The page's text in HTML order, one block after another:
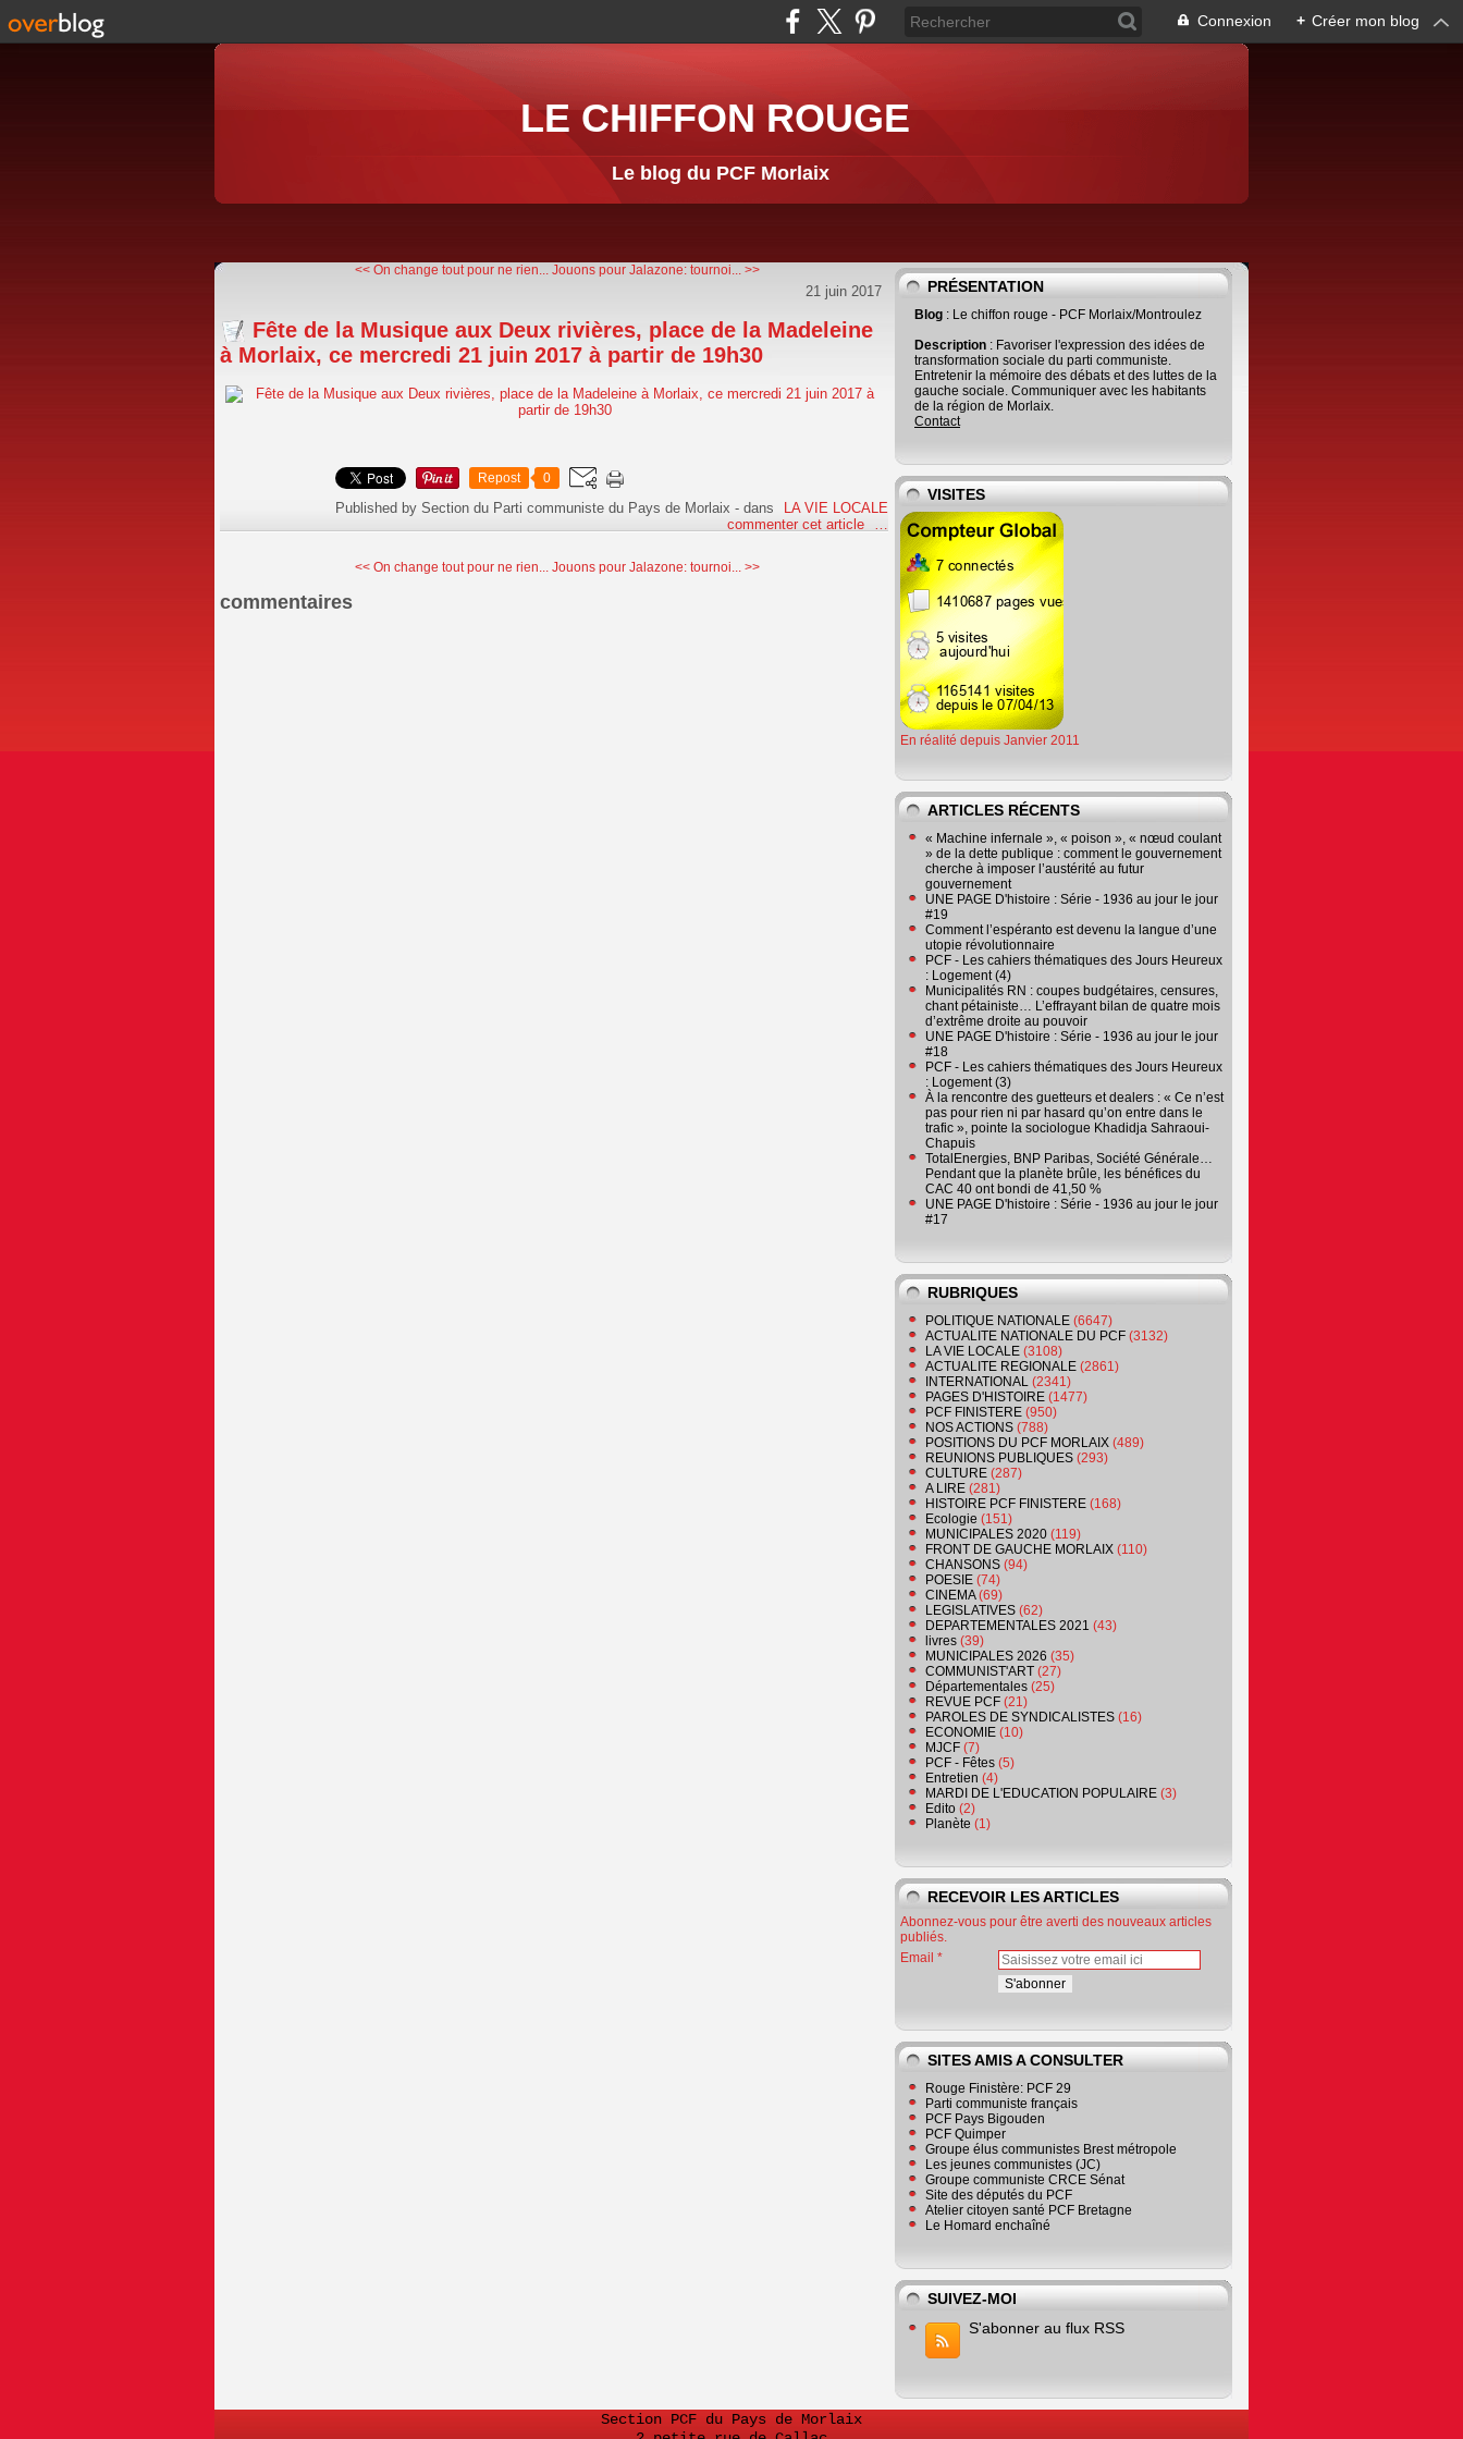
Connexion + Créer mon blog
LE CHIFFON ROUGE
Le blog du PCF Morlaix
<< On change tout pour ne rien... Jouons pour Jalazone: tournoi... >>
21 juin 2017
Fête de la Musique aux Deux rivières, place de la Madeleine
à Morlaix, ce mercredi 21 juin 2017 à partir de 19h30
Repost 0
Published by Section du Parti communiste du Pays de Morlaix -dans
LA VIE LOCALE
commenter cet article
…
<< On change tout pour ne rien... Jouons pour Jalazone: tournoi... >>
commentaires
PRÉSENTATION
Blog : Le chiffon rouge - PCF Morlaix/Montroulez
Description : Favoriser l'expression des idées de
transformation sociale du parti communiste.
Entretenir la mémoire des débats et des luttes de la
gauche sociale. Communiquer avec les habitants
de la région de Morlaix.
Contact
VISITES
En réalité depuis Janvier 2011
ARTICLES RÉCENTS
« Machine infernale », « poison », « nœud coulant
» de la dette publique : comment le gouvernement
cherche à imposer l’austérité au futur
gouvernement
UNE PAGE D'histoire : Série - 1936 au jour le jour
#19
Comment l’espéranto est devenu la langue d’une
utopie révolutionnaire
PCF - Les cahiers thématiques des Jours Heureux
: Logement (4)
Municipalités RN : coupes budgétaires, censures,
chant pétainiste… L’effrayant bilan de quatre mois
d’extrême droite au pouvoir
UNE PAGE D'histoire : Série - 1936 au jour le jour
#18
PCF - Les cahiers thématiques des Jours Heureux
: Logement (3)
À la rencontre des guetteurs et dealers : « Ce n’est
pas pour rien ni par hasard qu’on entre dans le
trafic », pointe la sociologue Khadidja Sahraoui-
Chapuis
TotalEnergies, BNP Paribas, Société Générale…
Pendant que la planète brûle, les bénéfices du
CAC 40 ont bondi de 41,50 %
UNE PAGE D'histoire : Série - 1936 au jour le jour
#17
RUBRIQUES
POLITIQUE NATIONALE (6647)
ACTUALITE NATIONALE DU PCF (3132)
LA VIE LOCALE (3108)
ACTUALITE REGIONALE (2861)
INTERNATIONAL (2341)
PAGES D'HISTOIRE (1477)
PCF FINISTERE (950)
NOS ACTIONS (788)
POSITIONS DU PCF MORLAIX (489)
REUNIONS PUBLIQUES (293)
CULTURE (287)
A LIRE (281)
HISTOIRE PCF FINISTERE (168)
Ecologie (151)
MUNICIPALES 2020 (119)
FRONT DE GAUCHE MORLAIX (110)
CHANSONS (94)
POESIE (74)
CINEMA(69)
LEGISLATIVES (62)
DEPARTEMENTALES 2021 (43)
livres (39)
MUNICIPALES 2026 (35)
COMMUNIST'ART (27)
Départementales (25)
REVUE PCF (21)
PAROLES DE SYNDICALISTES (16)
ECONOMIE (10)
MJCF (7)
PCF - Fêtes (5)
Entretien (4)
MARDI DE L'EDUCATION POPULAIRE (3)
Edito (2)
Planète (1)
RECEVOIR LES ARTICLES
Abonnez-vous pour être averti des nouveaux articles
publiés.
Email
SITES AMIS A CONSULTER
Rouge Finistère: PCF 29
Parti communiste français
PCF Pays Bigouden
PCF Quimper
Groupe élus communistes Brest métropole
Les jeunes communistes (JC)
Groupe communiste CRCE Sénat
Site des députés du PCF
Atelier citoyen santé PCF Bretagne
Le Homard enchaîné
SUIVEZ-MOI
S'abonner au flux RSS
Section PCF du Pays de Morlaix